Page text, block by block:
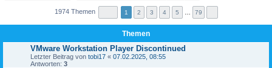
1974 Themen 1 2 3 4 5 79
Themen
VMware Workstation Player Discontinued
Letzter Beitrag von tobi17 « 07.02.2025, 08:55
Antworten: 3